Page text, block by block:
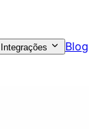
Integrações
Blog